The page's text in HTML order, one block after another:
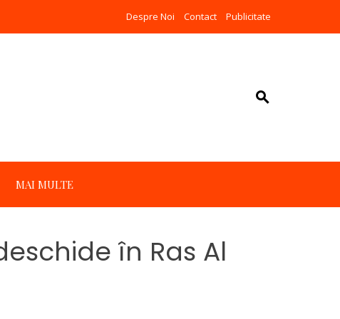
Despre Noi Contact Publicitate
MAI MULTE
în Ras Al